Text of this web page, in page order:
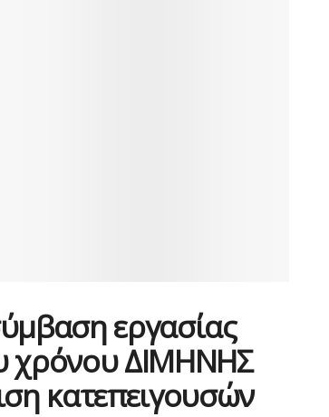
εργασίας
χρόνου ΔΙΜΗΝΗΣ
κατεπειγουσών